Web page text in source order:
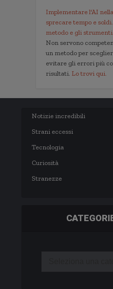
Implementare l'AI
sprecare tempo e
metodo e gli strumenti.
Non servono
un metodo per
evitare gli errori più
risultati. Lo trovi qui.
Notizie incredibili
Strani eccessi
Tecnologia
Curiosità
Stranezze